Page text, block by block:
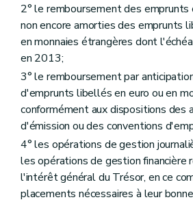
2° le remboursement des
non encore amorties des emprunts
en monnaies étrangères dont
en 2013;
3° le remboursement par
d'emprunts libellés en euro ou en
conformément aux dispositions des
d'émission ou des conventions
4° les opérations de gestion
les opérations de gestion financière
l'intérêt général du Trésor, en ce
placements nécessaires à leur